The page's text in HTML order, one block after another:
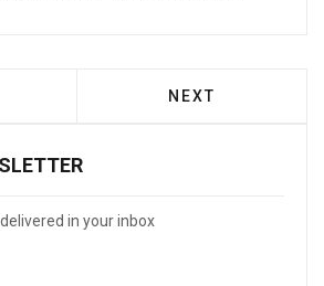
ARTICLE: ΠΕΙΡΑΙΆΣ:NEXT ARTICLE:
NEXT
in your inbox